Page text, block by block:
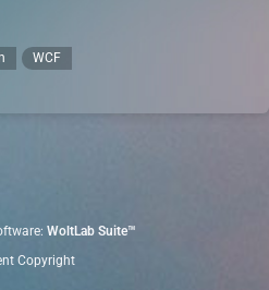
WCF
WoltLab Suite™
Copyright